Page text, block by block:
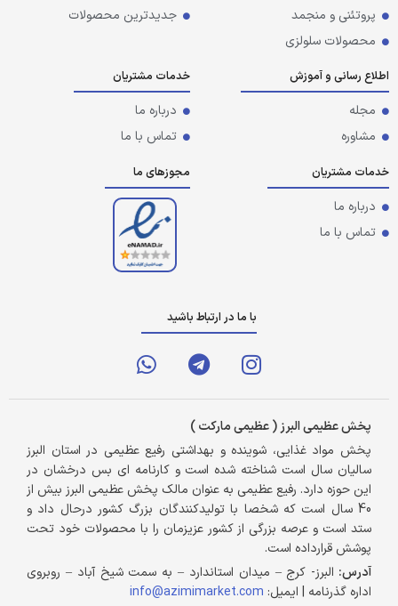
پروتئنی و منجمد
محصولات سلولزی
جدیدترین محصولات
اطلاع رسانی و آموزش
مجله
مشاوره
خدمات مشتریان
درباره ما
تماس با ما
خدمات مشتریان
درباره ما
تماس با ما
مجوزهای ما
با ما در ارتباط باشید
پخش عظیمی البرز ( عظیمی مارکت )
پخش مواد غذایی، شوینده و بهداشتی رفیع عظیمی در استان البرز
سالیان سال است شناخته شده است و کارنامه ای بس درخشان در
این حوزه دارد. رفیع عظیمی به عنوان مالک پخش عظیمی البرز بیش از
40 سال است که شخصا با تولیدکنندگان بزرگ کشور درحال داد و
ستد است و عرصه بزرگی از کشور عزیزمان را با محصولات خود تحت
پوشش قرارداده است.
آدرس: البرز- کرج – میدان استاندارد – به سمت شیخ آباد – روبروی
اداره گذرنامه | ایمیل: info@azimimarket.com